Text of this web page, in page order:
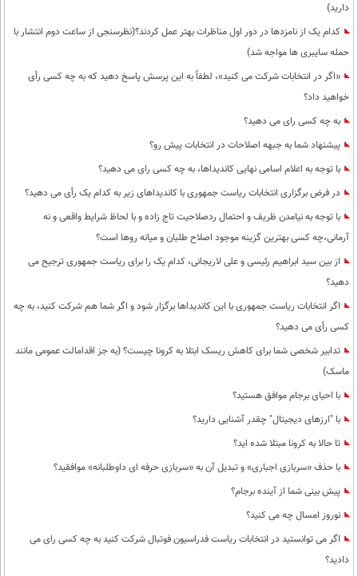
دارید)
کدام یک از نامزدها در دور اول مناظرات بهتر عمل کردند؟(نظرسنجی از ساعت دوم انتشار با
حمله سایبری ها مواجه شد)
«اگر در انتخابات شرکت می کنید»، لطفاً به این پرسش پاسخ دهید که به چه کسی رأی
خواهید داد؟
به چه کسی رای می دهید؟
پیشنهاد شما به جبهه اصلاحات در انتخابات پیش رو؟
با توجه به اعلام اسامی نهایی کاندیداها، به چه کسی رای می دهید؟
در فرض برگزاری انتخابات ریاست جمهوری با کاندیداهای زیر به کدام یک رأی می دهید؟
با توجه به نیامدن ظریف و احتمال ردصلاحیت تاج زاده و با لحاظ شرایط واقعی و نه
آرمانی،چه کسی بهترین گزینه موجود اصلاح طلبان و میانه روها است؟
از بین سید ابراهیم رئیسی و علی لاریجانی، کدام یک را برای ریاست جمهوری ترجیح می
دهید؟
اگر انتخابات ریاست جمهوری با این کاندیداها برگزار شود و اگر شما هم شرکت کنید، به چه
کسی رأی می دهید؟
تدابیر شخصی شما برای کاهش ریسک ابتلا به کرونا چیست؟ (به جز اقدامالت عمومی مانند
ماسک)
با احیای برجام موافق هستید؟
با "ارزهای دیجیتال" چقدر آشنایی دارید؟
تا حالا به کرونا مبتلا شده اید؟
با حذف «سربازی اجباری» و تبدیل آن به «سربازی حرفه ای داوطلبانه» موافقید؟
پیش بینی شما از آینده برجام؟
نوروز امسال چه می کنید؟
اگر می توانستید در انتخابات ریاست فدراسیون فوتبال شرکت کنید به چه کسی رای می
دادید؟